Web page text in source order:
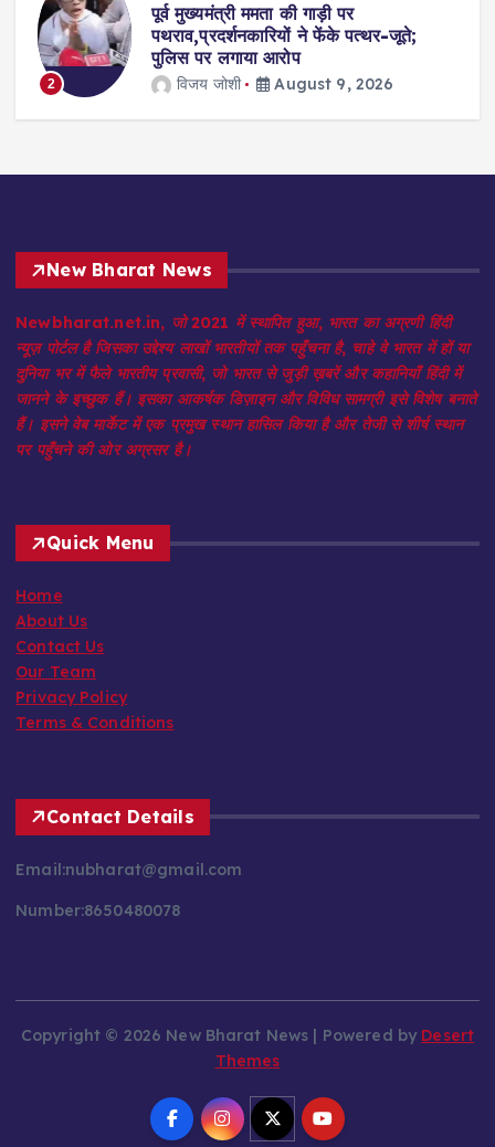
पूर्व मुख्यमंत्री ममता की गाड़ी पर
पथराव,प्रदर्शनकारियों ने फेंके पत्थर-जूते;
पुलिस पर लगाया आरोप
विजय जोशी August 9, 2026
New Bharat News
Newbharat.net.in, जो 2021 में स्थापित हुआ, भारत का अग्रणी हिंदी
न्यूज़ पोर्टल है जिसका उद्देश्य लाखों भारतीयों तक पहुँचना है, चाहे वे भारत में हों या
दुनिया भर में फैले भारतीय प्रवासी, जो भारत से जुड़ी ख़बरें और कहानियाँ हिंदी में
जानने के इच्छुक हैं। इसका आकर्षक डिज़ाइन और विविध सामग्री इसे विशेष बनाते
हैं। इसने वेब मार्केट में एक प्रमुख स्थान हासिल किया है और तेजी से शीर्ष स्थान
पर पहुँचने की ओर अग्रसर है।
Quick Menu
Home
About Us
Contact Us
Our Team
Privacy Policy
Terms & Conditions
Contact Details
Email:nubharat@gmail.com
Number:8650480078
Copyright © 2026 New Bharat News | Powered by Desert
Themes